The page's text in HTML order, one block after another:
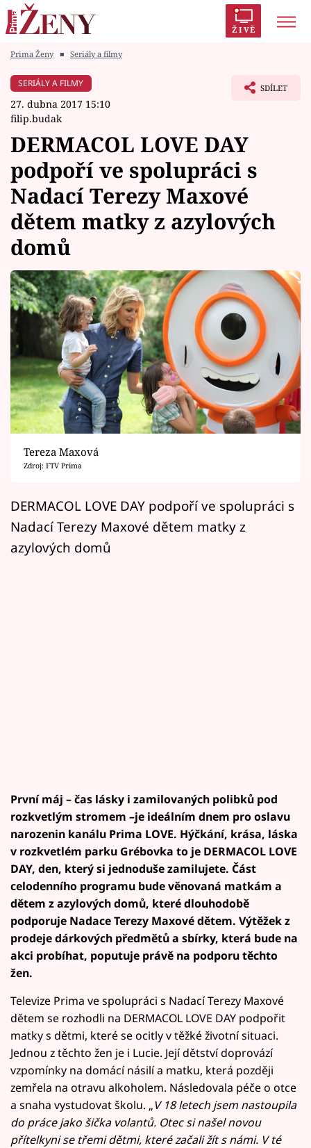
ŽIVĚ
Módní alarm
Témata
Celebrity
Vztahy
Seriály
Horoskopy
Sledujte prima+
Filmový festival Karlovy Vary
Pořady
Mámy sobě
Sledujte nás
Prima Ženy ■ Seriály a filmy
SERIÁLY A FILMY
27. dubna 2017 15:10
filip.budak
SDÍLET
DERMACOL LOVE DAY
podpoří ve spolupráci s
Nadací Terezy Maxové
dětem matky z azylových
domů
Tereza Maxová
Zdroj: FTV Prima
DERMACOL LOVE DAY podpoří ve spolupráci s
Nadací Terezy Maxové dětem matky z
azylových domů
První máj – čas lásky i zamilovaných polibků pod
rozkvetlým stromem –je ideálním dnem pro oslavu
narozenin kanálu Prima LOVE. Hýčkání, krása, láska
v rozkvetlém parku Grébovka to je DERMACOL LOVE
DAY, den, který si jednoduše zamilujete. Část
celodenního programu bude věnovaná matkám a
dětem z azylových domů, které dlouhodobě
podporuje Nadace Terezy Maxové dětem. Výtěžek z
prodeje dárkových předmětů a sbírky, která bude na
akci probíhat, poputuje právě na podporu těchto
žen.
Televize Prima ve spolupráci s Nadací Terezy Maxové
dětem se rozhodli na DERMACOL LOVE DAY podpořit
matky s dětmi, které se ocitly v těžké životní situaci.
Jednou z těchto žen je i Lucie. Její dětství doprovází
vzpomínky na domácí násilí a matku, která později
zemřela na otravu alkoholem. Následovala péče o otce
a snaha vystudovat školu. „V 18 letech jsem nastoupila
do práce jako šička volantů. Otec si našel novou
přítelkyni se třemi dětmi, které začali žít s námi. V té